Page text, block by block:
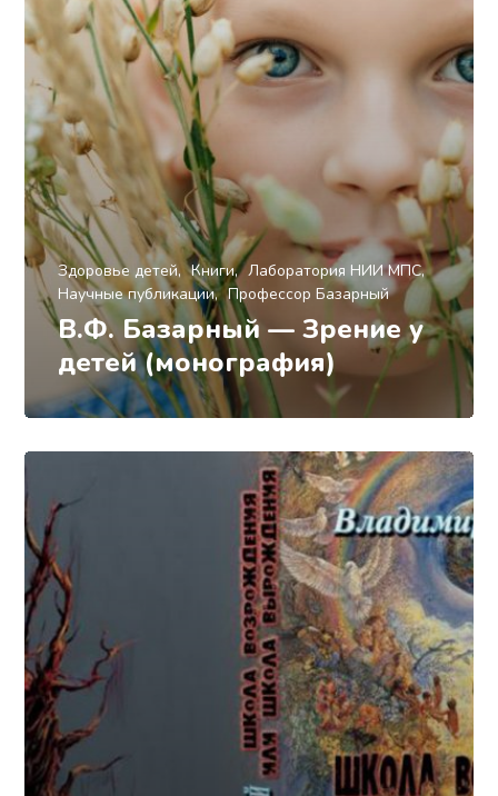
Здоровье детей Книги
Лаборатория НИИ МПС
Научные публикации
Профессор Базарный
В.Ф. Базарный — Зрение у
детей (монография)